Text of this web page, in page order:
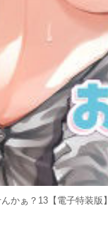
かぁ？13【電子特装版】